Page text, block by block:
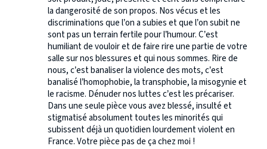
la dangerosité de son propos. Nos vécus et les
discriminations que l’on a subies et que l’on subit ne
sont pas un terrain fertile pour l’humour. C’est
humiliant de vouloir et de faire rire une partie de votre
salle sur nos blessures et qui nous sommes. Rire de
nous, c’est banaliser la violence des mots, c’est
banalisé l’homophobie, la transphobie, la misogynie et
le racisme. Dénuder nos luttes c’est les précariser.
Dans une seule pièce vous avez blessé, insulté et
stigmatisé absolument toutes les minorités qui
subissent déjà un quotidien lourdement violent en
France. Votre pièce pas de ça chez moi !